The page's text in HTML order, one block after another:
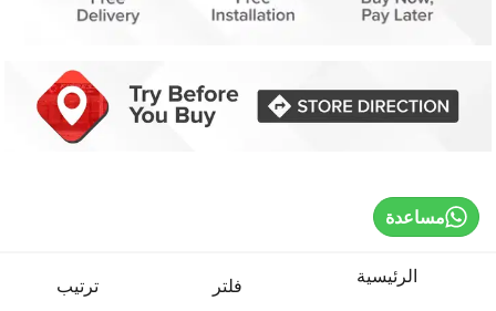
الرئيسية فلتر ترتيب
مساعدة